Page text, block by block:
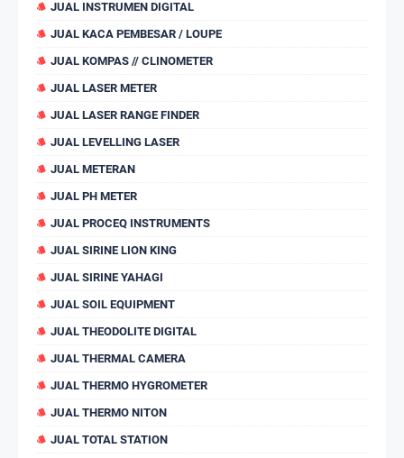
JUAL INSTRUMEN DIGITAL
JUAL KACA PEMBESAR / LOUPE
JUAL KOMPAS // CLINOMETER
JUAL LASER METER
JUAL LASER RANGE FINDER
JUAL LEVELLING LASER
JUAL METERAN
JUAL PH METER
JUAL PROCEQ INSTRUMENTS
JUAL SIRINE LION KING
JUAL SIRINE YAHAGI
JUAL SOIL EQUIPMENT
JUAL THEODOLITE DIGITAL
JUAL THERMAL CAMERA
JUAL THERMO HYGROMETER
JUAL THERMO NITON
JUAL TOTAL STATION